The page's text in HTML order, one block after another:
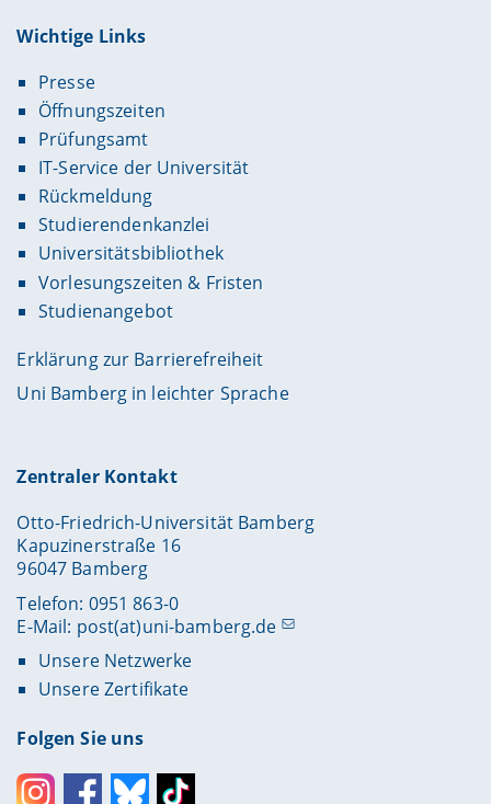
Wichtige Links
Presse
Öffnungszeiten
Prüfungsamt
IT-Service der Universität
Rückmeldung
Studierendenkanzlei
Universitätsbibliothek
Vorlesungszeiten & Fristen
Studienangebot
Erklärung zur Barrierefreiheit
Uni Bamberg in leichter Sprache
Zentraler Kontakt
Otto-Friedrich-Universität Bamberg
Kapuzinerstraße 16
96047 Bamberg
Telefon: 0951 863-0
E-Mail: post(at)uni-bamberg.de
Unsere Netzwerke
Unsere Zertifikate
Folgen Sie uns